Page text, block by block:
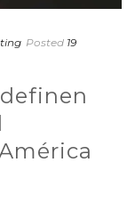
Posted 19